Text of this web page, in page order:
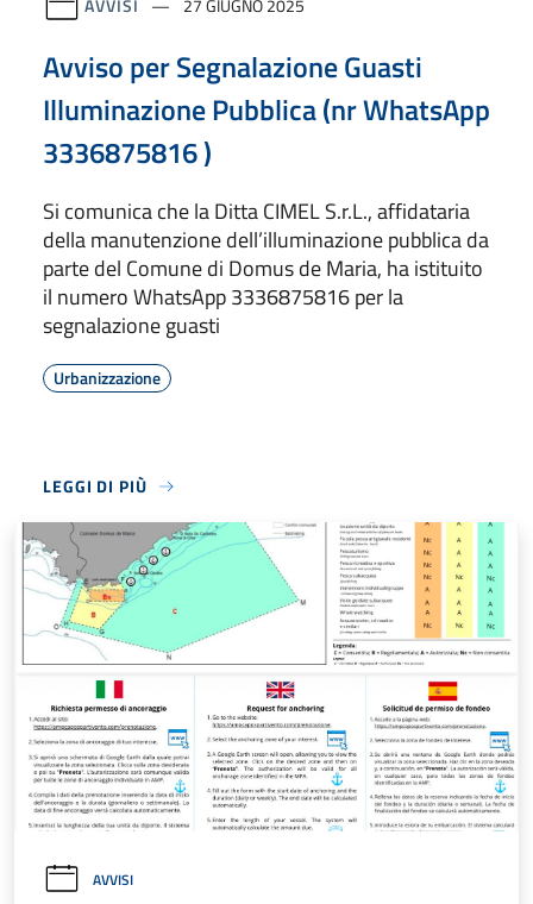
Avviso per Segnalazione Guasti
Illuminazione Pubblica (nr WhatsApp
3336875816 )
Si comunica che la Ditta CIMEL S.r.L., affidataria
della manutenzione dell’illuminazione pubblica da
parte del Comune di Domus de Maria, ha istituito
il numero WhatsApp 3336875816 per la
segnalazione guasti
Urbanizzazione
LEGGI DI PIÙ
AVVISI